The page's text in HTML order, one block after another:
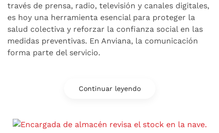
través de prensa, radio, televisión y canales digitales,
es hoy una herramienta esencial para proteger la
salud colectiva y reforzar la confianza social en las
medidas preventivas. En Anviana, la comunicación
forma parte del servicio.
Continuar leyendo